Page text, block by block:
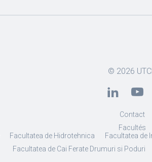
© 2026
Contact
Facultés
Facultatea de Hidrotehnica Facultatea de
Facultatea de Cai Ferate Drumuri si Poduri